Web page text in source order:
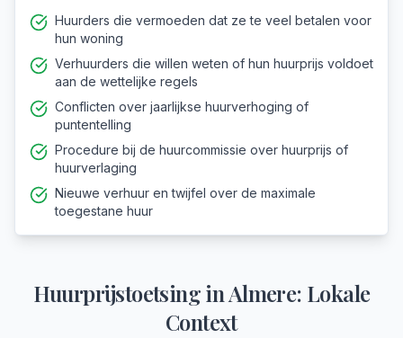
Huurders die vermoeden dat ze te veel betalen voor
hun woning
Verhuurders die willen weten of hun huurprijs voldoet
aan de wettelijke regels
Conflicten over jaarlijkse huurverhoging of
puntentelling
Procedure bij de huurcommissie over huurprijs of
huurverlaging
Nieuwe verhuur en twijfel over de maximale
toegestane huur
HuurprijstoetsinginAlmere: Lokale
Context